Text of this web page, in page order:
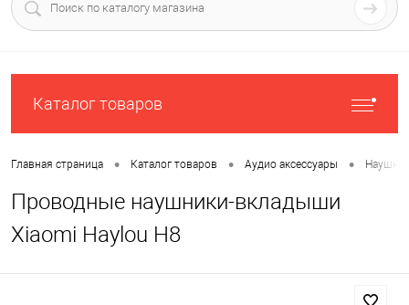
Каталог товаров
Главная страница • Каталог товаров • Аудио аксессуары •
Проводные наушники-вкладыши
Xiaomi Haylou H8